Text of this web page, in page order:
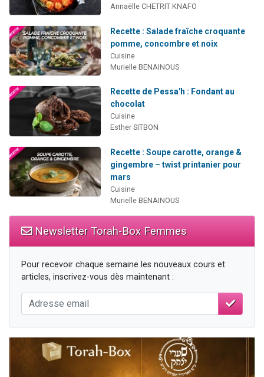
Annaëlle CHETRIT KNAFO
Recette : Salade fraîche croquante
pomme, concombre et noix
Cuisine
Murielle BENAINOUS
Recette de Pessa'h : Fondant au
chocolat
Cuisine
Esther SITBON
Recette : Soupe carotte, orange &
gingembre – twist printanier pour
mars
Cuisine
Murielle BENAINOUS
Newsletter Torah-Box Femmes
Pour recevoir chaque semaine les nouveaux cours et
articles, inscrivez-vous dès maintenant :